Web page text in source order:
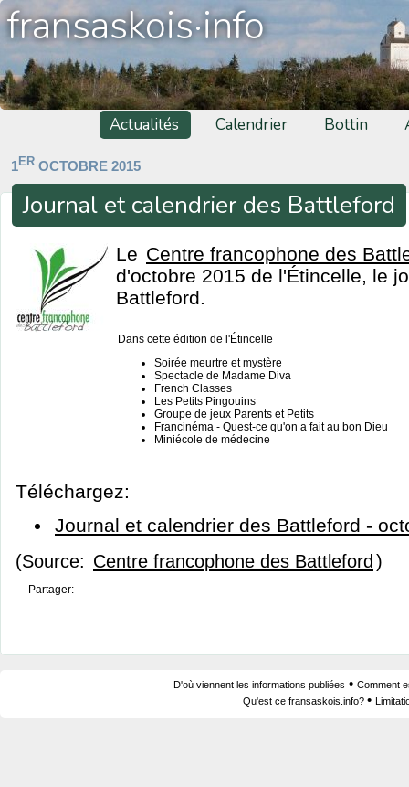
fransaskois·info
Actualités Calendrier Bottin
1ER OCTOBRE 2015
Journal et calendrier des Battleford
Le Centre francophone des
d'octobre 2015 de l'Étincelle, le
Battleford.
Dans cette édition de l'Étincelle
Soirée meurtre et mystère
Spectacle de Madame Diva
French Classes
Les Petits Pingouins
Groupe de jeux Parents et Petits
Francinéma - Quest-ce qu'on a fait au bon Dieu
Miniécole de médecine
Téléchargez:
Journal et calendrier des Battleford -
(Source: Centre francophone des Battleford )
Partager:
D'où viennent les informations publiées • Comment
Qu'est ce fransaskois.info? •